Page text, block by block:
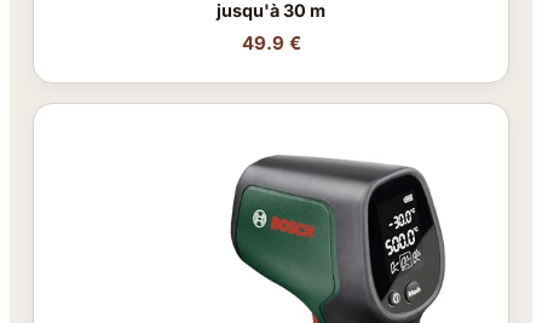
jusqu'à 30 m
49.9 €